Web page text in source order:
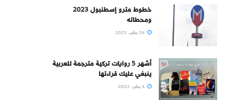
خطوط مترو إسطنبول 2023
ومحطاته
أشهر 5 روايات تركية مترجمة للعربية
ينبغي عليك قراءتها